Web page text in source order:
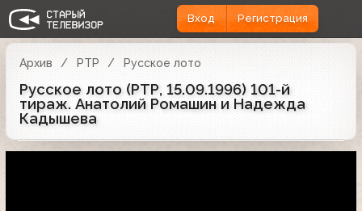
Вход Регистрация
Архив РТР Русское лото
Русское лото (РТР, 15.09.1996) 101-й
тираж. Анатолий Ромашин и Надежда
Кадышева